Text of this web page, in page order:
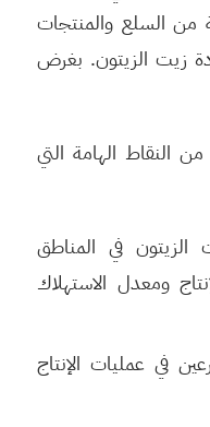
من السلع والمنتجات
زيت الزيتون. بغرض
النقاط الهامة التي
في المناطق
ومعدل الاستهلاك
في عمليات الإنتاج